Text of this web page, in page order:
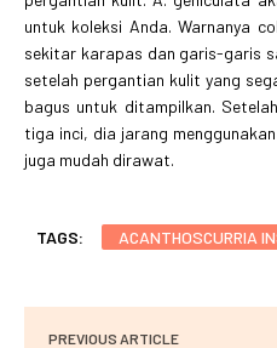
untuk koleksi Anda. Warnanya
sekitar karapas dan garis-garis
setelah pergantian kulit yang
bagus untuk ditampilkan.
tiga inci, dia jarang
juga mudah dirawat.
TAGS: ACANTHOSCURRIA
PREVIOUS ARTICLE